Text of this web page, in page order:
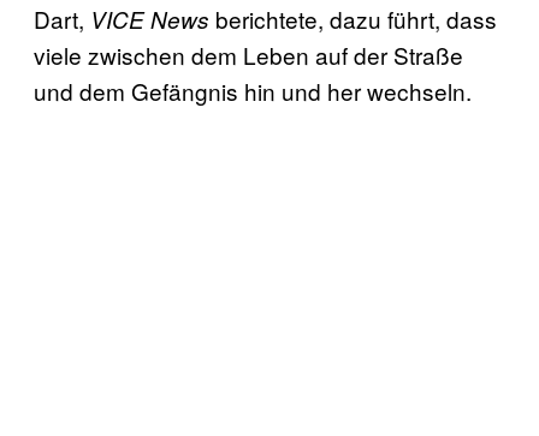
Dart, VICE News berichtete, dazu führt, dass
viele zwischen dem Leben auf der Straße
und dem Gefängnis hin und her wechseln.